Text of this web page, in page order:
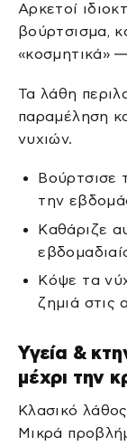
Αρκετοί
βούρτσισμα,
«κοσμητικά»
Τα λάθη
παραμέληση
νυχιών.
Βούρτσισε
την
Καθάριζε
Κόψε τα
ζημιά στις
Υγεία &
μέχρι την
Κλασικό
Μικρά